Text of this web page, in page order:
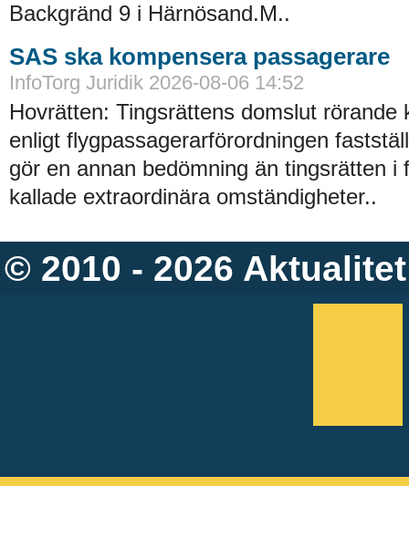
Backgränd 9 i Härnösand.M..
SAS ska kompensera passagerare
InfoTorg Juridik 2026-08-06 14:52
Hovrätten: Tingsrättens domslut rörande
enligt flygpassagerarförordningen
gör en annan bedömning än tingsrätten i
kallade extraordinära omständigheter..
© 2010 - 2026 Aktualitet